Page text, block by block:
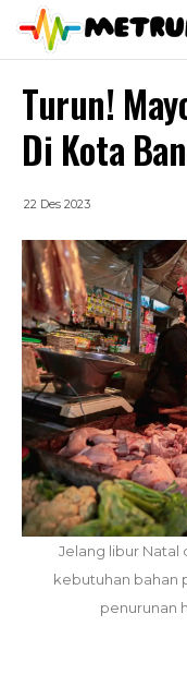
Turun!
Di Kota
22 Des 2023
Jelang libur Natal
kebutuhan bahan
penurunan